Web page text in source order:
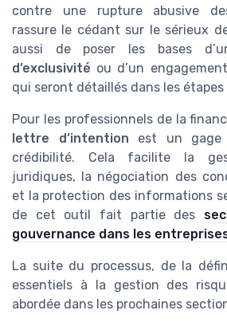
contre une rupture abusive
rassure le cédant sur le sérieux
aussi de poser les bases
d’exclusivité ou d’un
qui seront détaillés dans les
Pour les professionnels de la
lettre d’intention est un
crédibilité. Cela facilite la
juridiques, la négociation des
et la protection des informations
de cet outil fait partie des
gouvernance dans les
La suite du processus, de la
essentiels à la gestion des
abordée dans les prochaines